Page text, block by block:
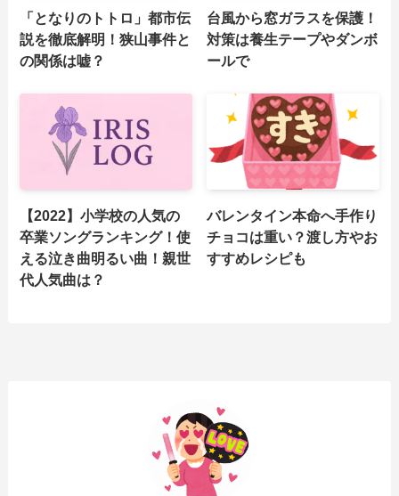
「となりのトトロ」都市伝
説を徹底解明！狭山事件と
の関係は嘘？
台風から窓ガラスを保護！
対策は養生テープやダンボ
ールで
【2022】小学校の人気の
卒業ソングランキング！使
える泣き曲明るい曲！親世
代人気曲は？
バレンタイン本命へ手作り
チョコは重い？渡し方やお
すすめレシピも